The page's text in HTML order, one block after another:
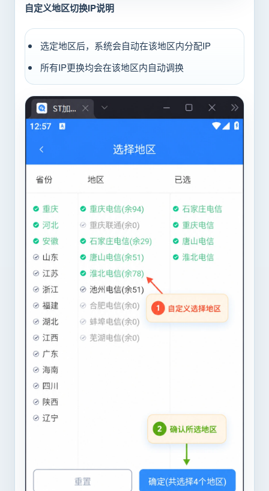
自定义地区切换IP说明
选定地区后，系统会自动在该地区内分配IP
所有IP更换均会在该地区内自动调换